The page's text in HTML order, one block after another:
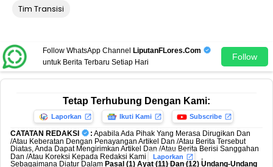
Tim Transisi
Follow WhatsApp Channel
LiputanFLores.Com
untuk Berita Terbaru Setiap Hari
Follow
Tetap Terhubung Dengan Kami:
Laporkan Ikuti Kami Subscribe
CATATAN REDAKSI : Apabila Ada Pihak Yang Merasa Dirugikan Dan
/Atau Keberatan Dengan Penayangan Artikel Dan /Atau Berita Tersebut
Diatas, Anda Dapat Mengirimkan Artikel Dan /Atau Berita Berisi Sanggahan
Dan /Atau Koreksi Kepada Redaksi Kami
Laporkan
,
Sebagaimana Diatur Dalam Pasal (1) Ayat (11) Dan (12) Undang-Undang